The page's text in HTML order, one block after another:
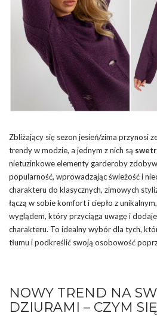
Zbliżający się sezon jesień/zima przynosi
trendy w modzie, a jednym z nich są
nietuzinkowe elementy garderoby
popularność, wprowadzając świeżość i
charakteru do klasycznych, zimowych
łączą w sobie komfort i ciepło z
wyglądem, który przyciąga uwagę i
charakteru. To idealny wybór dla tych,
tłumu i podkreślić swoją osobowość
NOWY TREND NA
DZIURAMI – CZYM